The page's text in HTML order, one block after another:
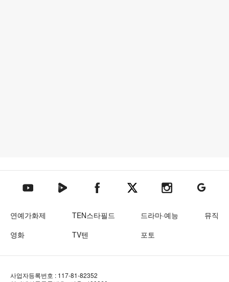
텐아시아 유튜브텐아시아 네이버TV텐아시아 페이스북텐아시아 엑스텐아시아 인스타그램
텐아시아
연예가화제 TEN스타필드 드라마·예능
뮤직
영화
TV텐 포토
사업자등록번호 : 117-81-82352